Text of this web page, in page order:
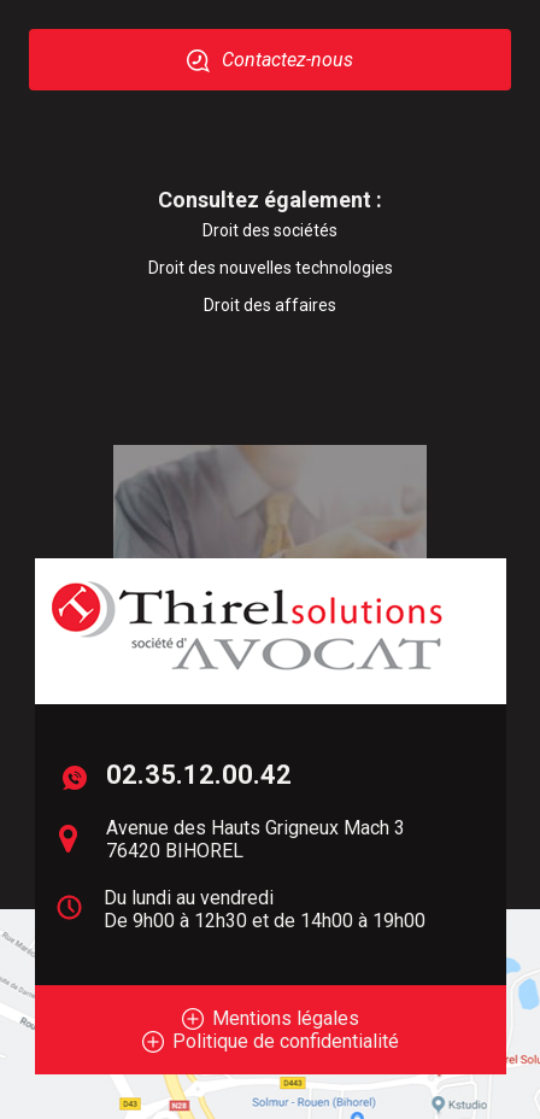
Contactez-nous
Consultez également :
Droit des sociétés
Droit des nouvelles technologies
Droit des affaires
Droitdes affaires
02.35.12.00.42
Avenue des Hauts Grigneux Mach 3
76420 BIHOREL
Du lundi au vendredi
De 9h00 à 12h30 et de 14h00 à 19h00
Mentions légales
Politique de confidentialité